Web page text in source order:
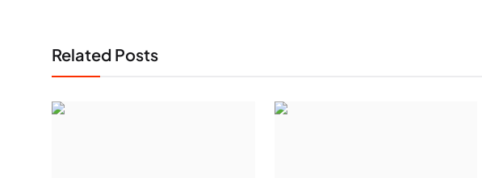
Related Posts